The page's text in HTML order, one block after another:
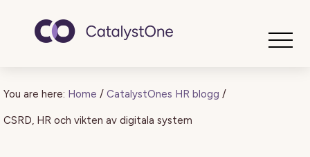
You are here: Home / CatalystOnes HR blogg /
CSRD, HR och vikten av digitala system